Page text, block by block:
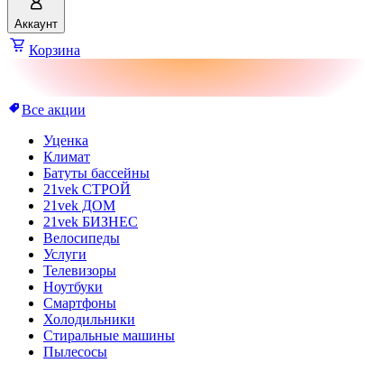
Аккаунт
Корзина
Все акции
Уценка
Климат
Батуты бассейны
21vek СТРОЙ
21vek ДОМ
21vek БИЗНЕС
Велосипеды
Услуги
Телевизоры
Ноутбуки
Смартфоны
Холодильники
Стиральные машины
Пылесосы